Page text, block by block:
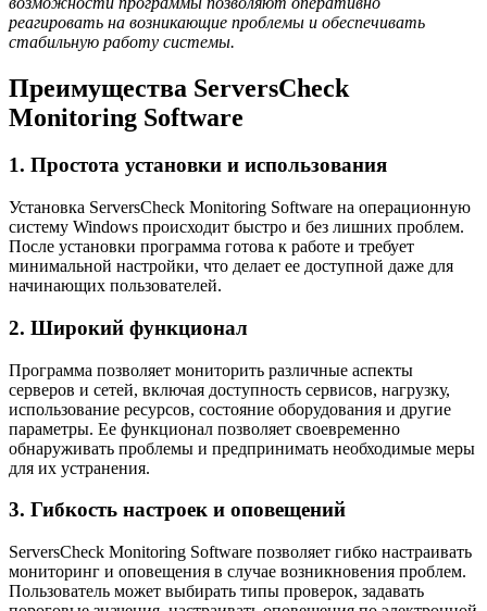
реагировать на возникающие проблемы и обеспечивать
стабильную работу системы.
Преимущества ServersCheck
Monitoring Software
1. Простота установки и использования
Установка ServersCheck Monitoring Software на операционную
систему Windows происходит быстро и без лишних проблем.
После установки программа готова к работе и требует
минимальной настройки, что делает ее доступной даже для
начинающих пользователей.
2. Широкий функционал
Программа позволяет мониторить различные аспекты
серверов и сетей, включая доступность сервисов, нагрузку,
использование ресурсов, состояние оборудования и другие
параметры. Ее функционал позволяет своевременно
обнаруживать проблемы и предпринимать необходимые меры
для их устранения.
3. Гибкость настроек и оповещений
ServersCheck Monitoring Software позволяет гибко настраивать
мониторинг и оповещения в случае возникновения проблем.
Пользователь может выбирать типы проверок, задавать